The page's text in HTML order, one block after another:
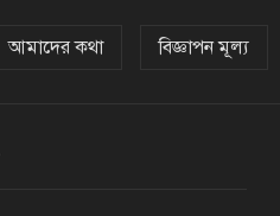
আমাদের কথা বিজ্ঞাপন মূল্য